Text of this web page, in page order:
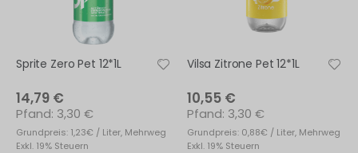
Sprite Zero Pet 12*1L
14,79 €
Grundpreis: 1,23€ / Liter, Mehrweg
3,30 €
Exkl. 19% Steuern
Vilsa Zitrone Pet 12*1L
10,55 €
Grundpreis: 0,88€ / Liter, Mehrweg
3,30 €
Exkl. 19% Steuern